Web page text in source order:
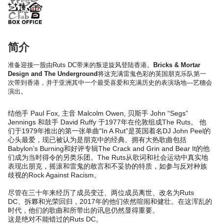
简介
准备迎接一股由Ruts DC带来的叛逆旋风登陆香港。 Bricks & Mortar
Design and The Underground将这充满雷鬼色彩的英国朋克乐队第一
次带到香港，并于亚洲其中一个最受喜爱和充满历史的表演场地—艺穗会
演出。
结他手 Paul Fox, 主音 Malcolm Owen, 贝斯手 John “Segs”
Jennings 和鼓手 David Ruffy 于1977年在伦敦组成The Ruts。 他
们于1979年推出的第一张单曲"In A Rut"是英国着名DJ John Peel的
心头最爱，现已被认为是朋克中的经典。 拥有大热歌曲包括
Babylon’s Burning和好评专辑The Crack and Grin and Bear It的他
们成为当时得令的另类乐团。The Ruts从歌词和社会运动中真实地
表现出朋克， 摇滚和雷鬼的敢言和不妥协的特质，如参与反对种族
歧视的Rock Against Racism。
尽管在三十年来经历了成员变迁、两位成员离世、改名为Ruts
DC、拆夥和光荣回归，2017年的他们依然喧闹和健壮。 在这浑乱的
时代，他们的歌曲和所带出的讯息仍然显得重要。
这是绝对不能错过的Ruts DC。